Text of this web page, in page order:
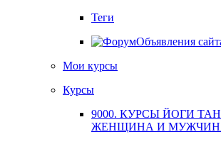
Теги
Объявления
Мои курсы
Курсы
9000. КУРСЫ ЙОГИ
ЖЕНЩИНА И